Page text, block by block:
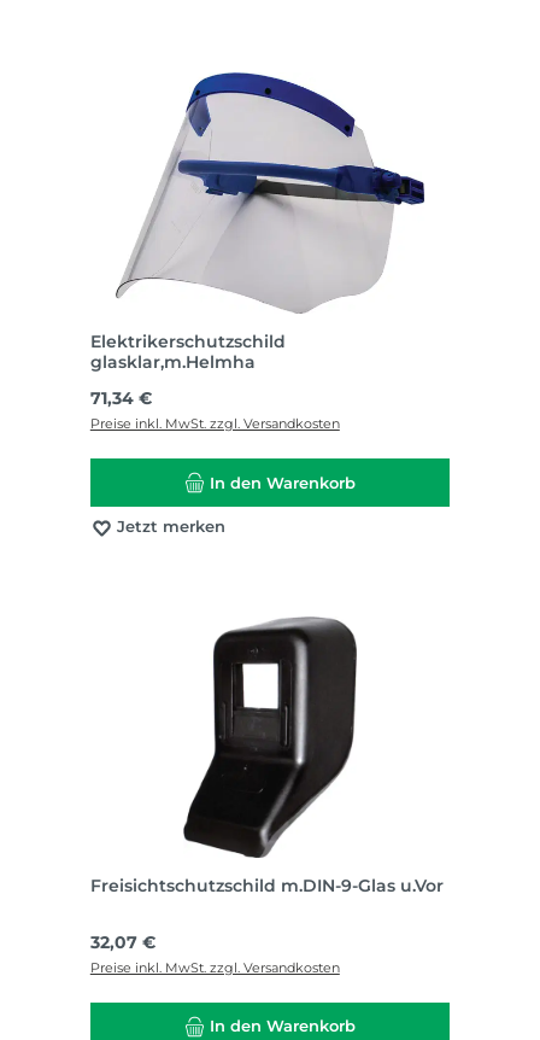
Elektrikerschutzschild
glasklar,m.Helmha
Regulärer Preis:
71,34 €
Preise inkl. MwSt. zzgl. Versandkosten
In den Warenkorb
Jetzt merken
Freisichtschutzschild m.DIN-9-Glas u.Vor
Regulärer Preis:
32,07 €
Preise inkl. MwSt. zzgl. Versandkosten
In den Warenkorb